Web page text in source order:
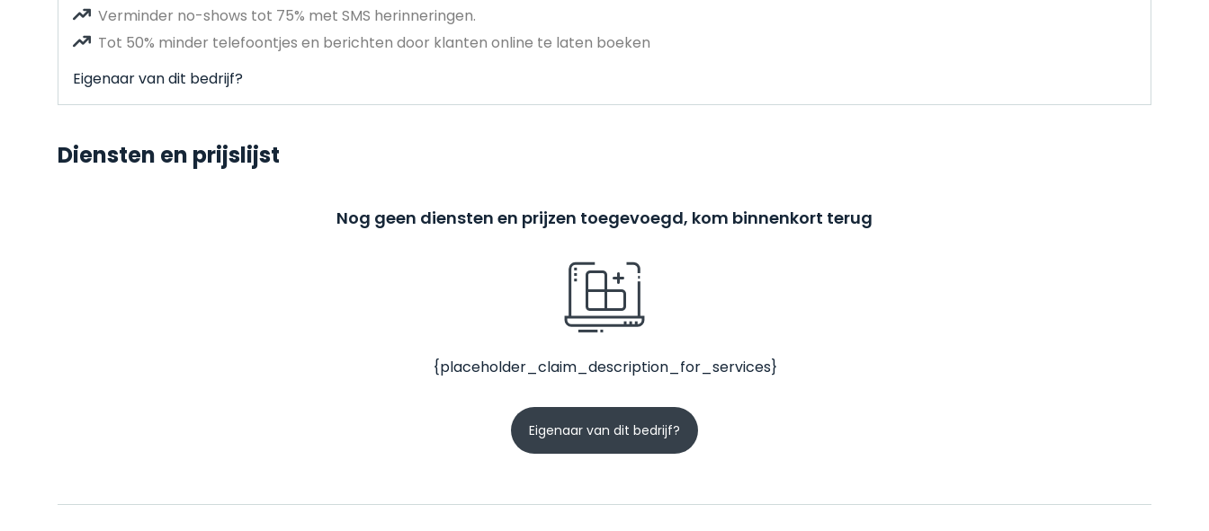
Verminder no-shows tot 75% met SMS herinneringen.
Tot 50% minder telefoontjes en berichten door klanten online te laten boeken
Eigenaar van dit bedrijf?
Diensten en prijslijst
Nog geen diensten en prijzen toegevoegd, kom binnenkort terug
{placeholder_claim_description_for_services}
Eigenaar van dit bedrijf?